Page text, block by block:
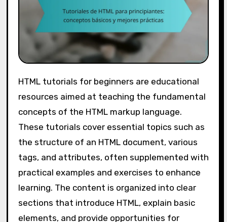
HTML tutorials for beginners are educational
resources aimed at teaching the fundamental
concepts of the HTML markup language.
These tutorials cover essential topics such as
the structure of an HTML document, various
tags, and attributes, often supplemented with
practical examples and exercises to enhance
learning. The content is organized into clear
sections that introduce HTML, explain basic
elements, and provide opportunities for